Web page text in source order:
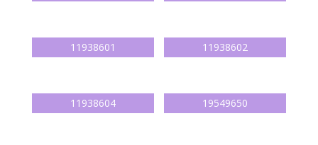
11938601 11938602
11938604 19549650